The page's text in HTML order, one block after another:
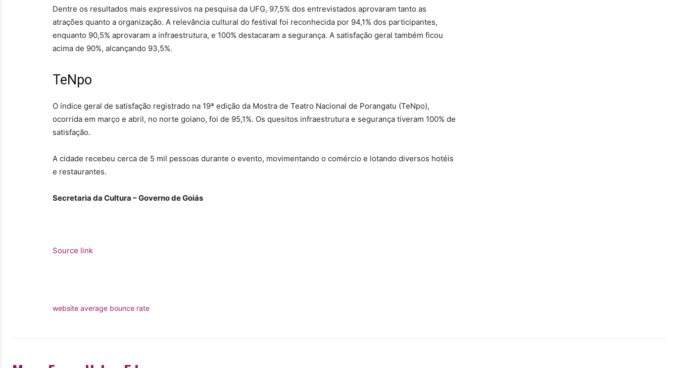
Dentre os resultados mais expressivos na pesquisa da UFG, 97,5% dos entrevistados aprovaram tanto as
atrações quanto a organização. A relevância cultural do festival foi reconhecida por 94,1% dos participantes,
enquanto 90,5% aprovaram a infraestrutura, e 100% destacaram a segurança. A satisfação geral também ficou
acima de 90%, alcançando 93,5%.
TeNpo
O índice geral de satisfação registrado na 19ª edição da Mostra de Teatro Nacional de Porangatu (TeNpo),
ocorrida em março e abril, no norte goiano, foi de 95,1%. Os quesitos infraestrutura e segurança tiveram 100% de
satisfação.
A cidade recebeu cerca de 5 mil pessoas durante o evento, movimentando o comércio e lotando diversos hotéis
e restaurantes.
Secretaria da Cultura – Governo de Goiás
Source link
website average bounce rate